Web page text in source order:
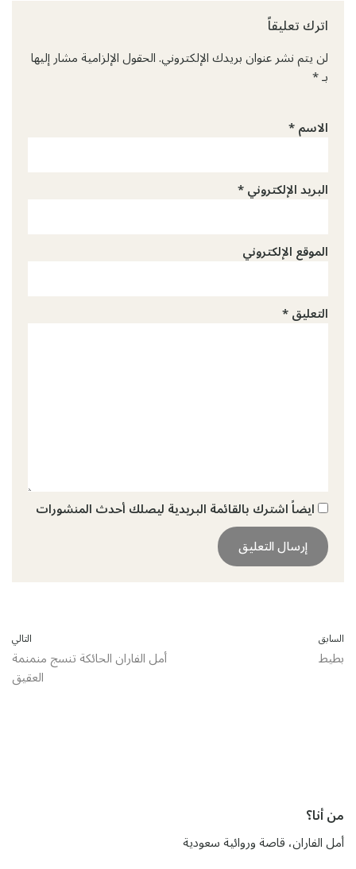
اترك تعليقاً
لن يتم نشر عنوان بريدك الإلكتروني.الحقول الإلزامية مشار إليها
بـ*
الاسم*
البريد الإلكتروني*
الموقع الإلكتروني
التعليق*
ايضاً اشترك بالقائمة البريدية ليصلك أحدث المنشورات
السابق
بطيط
التالي
أمل الفاران الحائكة تنسج منمنمة
العقيق
من أنا؟
أمل الفاران، قاصة وروائية سعودية